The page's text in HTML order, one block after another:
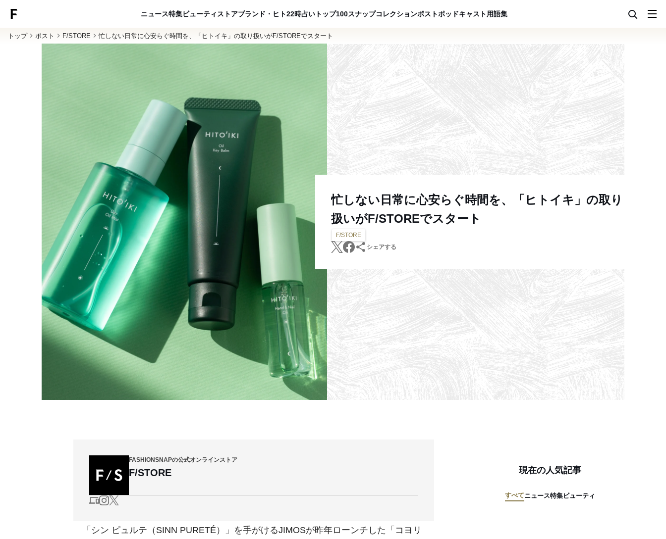
ニュース特集ビューティ ストアブランド・ヒト22時占い トップ100スナップコレクションポストポッドキャスト用語集
トップ ポスト F/STORE 忙しない日常に心安らぐ時間を、「ヒトイキ」の取り扱いがF/STOREでスタート
忙しない日常に心安らぐ時間を、「ヒトイキ」の取り
扱いがF/STOREでスタート
F/STORE
シェアする
FASHIONSNAPの公式オンラインストア
F/STORE
「シン ピュルテ（SINN PURETÉ）」を手がけるJIMOSが昨年ローンチした「コヨリ
現在の人気記事
すべてニュース特集ビューティ